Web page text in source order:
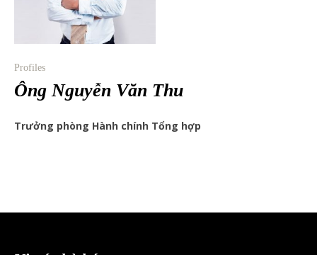
Profiles
Ông Nguyễn Văn Thu
Trưởng phòng Hành chính Tổng hợp